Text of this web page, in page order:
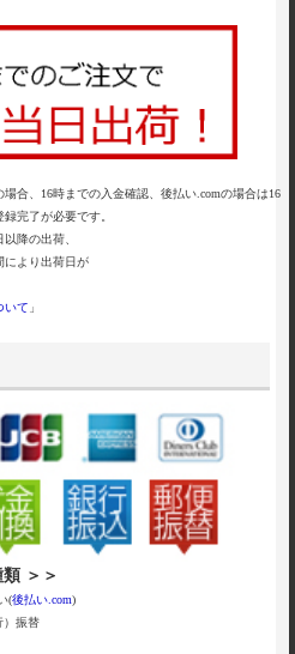
合、16時までの入金確認、後払い.comの場合は16
完了が必要です。
降の出荷、
により出荷日が
いて 」
＞＞
(後払い.com)
）振替